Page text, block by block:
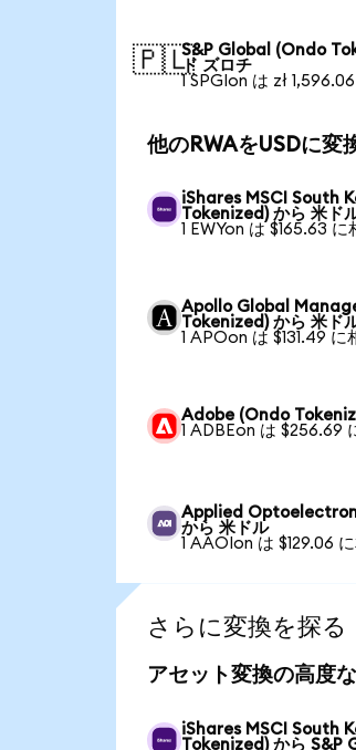
🇵🇱S&P Global (Ondo
ド ズロチ
1 SPGIon は zł
他のRWAをUSDに変
iShares MSCI South
Tokenized) から 米ド
1 EWYon は $165.63 に
Apollo Global
Tokenized) から 米ド
1 APOon は $131.49 に
Adobe (Ondo
1 ADBEon は $256.69
Applied
から 米ドル
1 AAOIon は $129.06
さらに変換を探る
アセット変換の高度
iShares MSCI South
Tokenized) から S&P